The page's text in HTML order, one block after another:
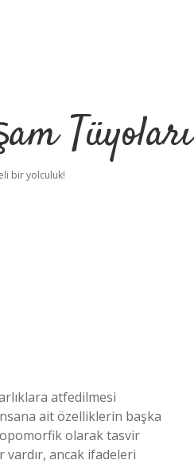
Tüyoları
bir yolculuk!
atfedilmesi
ait özelliklerin başka
olarak tasvir
vardır, ancak ifadeleri